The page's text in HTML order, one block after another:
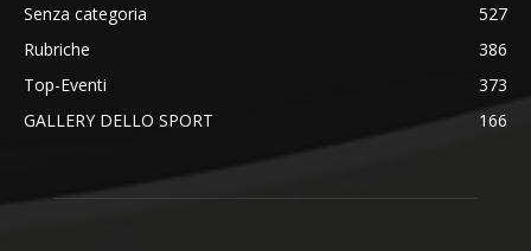
Senza categoria
527
Rubriche
386
Top-Eventi
373
GALLERY DELLO SPORT
166